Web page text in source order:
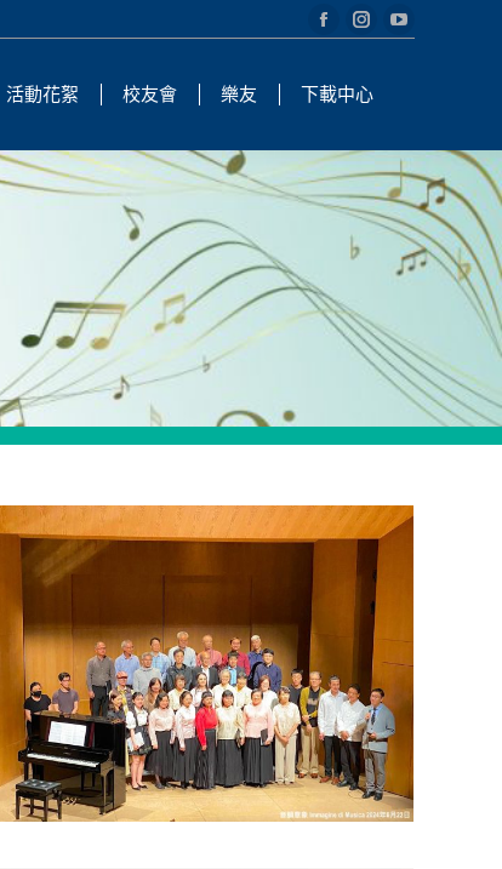
Facebook
opens
new
window
Instagram
opens
new
window
YouTube
new
window
活動花絮 校友會 樂友 下載中心